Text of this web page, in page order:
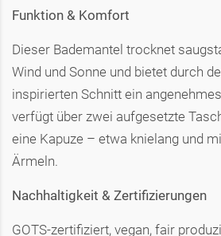
Funktion & Komfort
Dieser Bademantel trocknet
Wind und Sonne und bietet durch
inspirierten Schnitt ein
verfügt über zwei aufgesetzte
eine Kapuze – etwa knielang und
Ärmeln.
Nachhaltigkeit & Zertifizierungen
GOTS-zertifiziert, vegan, fair